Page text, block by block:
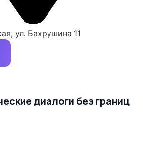
ул. Бахрушина 11
диалоги без границ